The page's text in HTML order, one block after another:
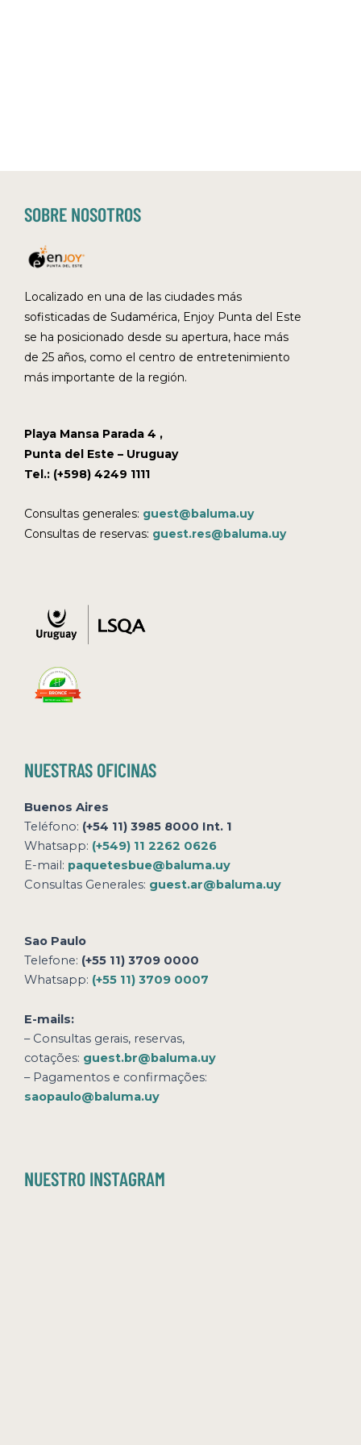
SOBRE NOSOTROS
Localizado en una de las ciudades más
sofisticadas de Sudamérica, Enjoy Punta del Este
se ha posicionado desde su apertura, hace más
de 25 años, como el centro de entretenimiento
más importante de la región.
Playa Mansa Parada 4 ,
Punta del Este – Uruguay
Tel.: (+598) 4249 1111
Consultas generales: guest@baluma.uy
Consultas de reservas: guest.res@baluma.uy
NUESTRAS OFICINAS
Buenos Aires
Teléfono: (+54 11) 3985 8000 Int. 1
Whatsapp: (+549) 11 2262 0626
E-mail: paquetesbue@baluma.uy
Consultas Generales: guest.ar@baluma.uy
Sao Paulo
Telefone: (+55 11) 3709 0000
Whatsapp: (+55 11) 3709 0007
E-mails:
– Consultas gerais, reservas,
cotações: guest.br@baluma.uy
– Pagamentos e confirmações:
saopaulo@baluma.uy
NUESTRO INSTAGRAM